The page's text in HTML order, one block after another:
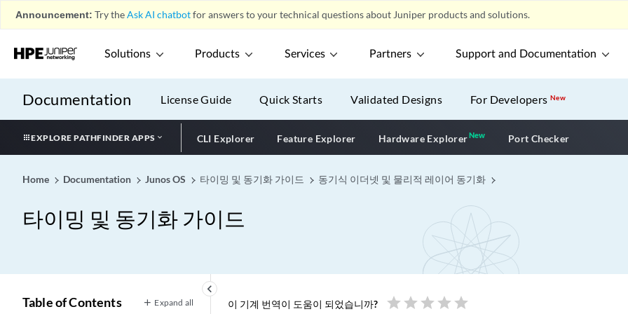
Announcement: Try theAsk AI chatbotfor answers to your technical questions about Juniper products and solutions.
Solutions Products Services Partners Support and Documentation
Documentation License Guide Quick Starts Validated Designs For DevelopersNew
EXPLORE PATHFINDER APPS CLI Explorer Feature Explorer Hardware ExplorerNewNew application
Port Checker
Home Documentation Junos OS 타이밍 및 동기화 가이드 동기식 이더넷 및 물리적 레이어 동기화
타이밍 및 동기화 가이드
keyboard_arrow_left
Table of Contents Expand all 이 기계 번역이 도움이 되었습니까? star star star star star